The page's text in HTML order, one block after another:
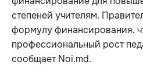
степеней учителям.
формулу финансирования,
профессиональный рост
сообщает Noi.md.